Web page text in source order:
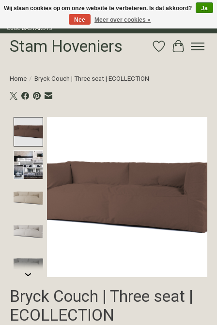
Profiteer van 15% korting op het gehele assortiment van The Bastard met
code BASTARD15
Stam Hoveniers Verlanglijst
Home / Bryck Couch | Three seat | ECOLLECTION
Bryck Couch | Three seat |
ECOLLECTION
Wij slaan cookies op om onze website te verbeteren. Is dat akkoord?
Ja
Nee
Meer over cookies »